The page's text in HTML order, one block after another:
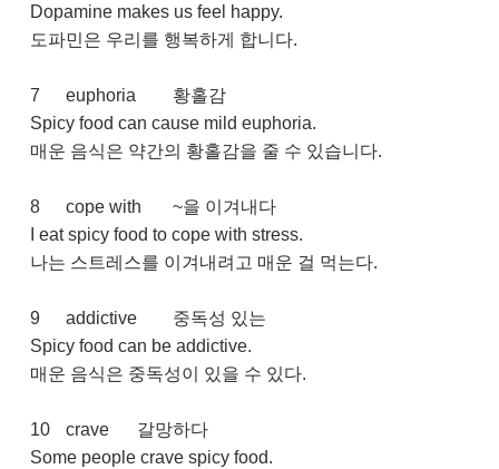
Dopamine makes us feel happy.
도파민은 우리를 행복하게 합니다.
7 euphoria
황홀감
Spicy food can cause mild euphoria.
매운 음식은 약간의 황홀감을 줄 수 있습니다.
8 cope with
~을 이겨내다
I eat spicy food to cope with stress.
나는 스트레스를 이겨내려고 매운 걸 먹는다.
9 addictive
중독성 있는
Spicy food can be addictive.
매운 음식은 중독성이 있을 수 있다.
10 crave
갈망하다
Some people crave spicy food.